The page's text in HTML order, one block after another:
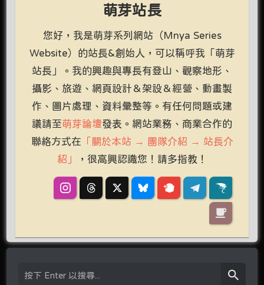
萌芽站長
您好，我是萌芽系列網站（Mnya Series
Website）的站長&創始人，可以稱呼我「萌芽
站長」。我的興趣與專長有登山、觀察地形、
攝影、旅遊、網頁設計＆架設＆經營、動畫製
作、圖片處理、資料彙整等。有任何問題或建
議請至萌芽論壇發表。網站業務、商業合作的
聯絡方式在 「關於本站 → 團隊介紹 → 站長介
紹」
，很高興認識您！請多指教！